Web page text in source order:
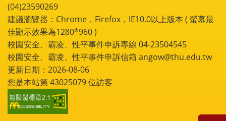
(04)23590269
建議瀏覽器：Chrome，Firefox，IE10.0以上版本 ( 螢幕最
佳顯示效果為1280*960 )
校園安全、霸凌、性平事件申訴專線 04-23504545
校園安全、霸凌、性平事件申訴信箱 angow@thu.edu.tw
更新日期：2026-08-06
您是本站第43025079位訪客